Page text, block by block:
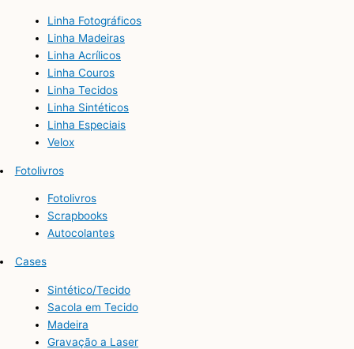
Linha Fotográficos
Linha Madeiras
Linha Acrílicos
Linha Couros
Linha Tecidos
Linha Sintéticos
Linha Especiais
Velox
Fotolivros
Fotolivros
Scrapbooks
Autocolantes
Cases
Sintético/Tecido
Sacola em Tecido
Madeira
Gravação a Laser